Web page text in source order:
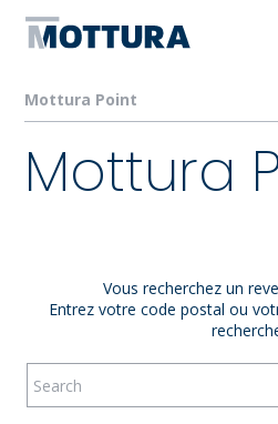
Mottura Point
Mottura
Vous recherchez un
Entrez votre code postal ou